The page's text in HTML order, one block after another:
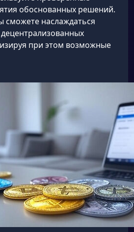
обоснованных решений.
сможете наслаждаться
при этом возможные